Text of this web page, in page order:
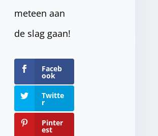
meteen aan
de slag gaan!
Faceb
ook
Twitte
r
Pinter
est